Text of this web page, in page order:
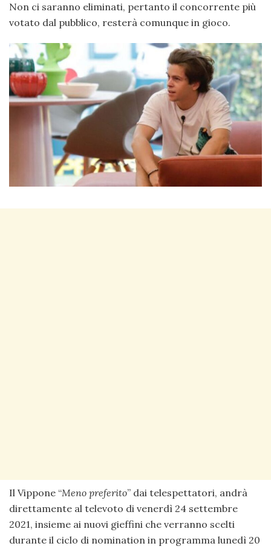
Non ci saranno eliminati, pertanto il concorrente più
votato dal pubblico, resterà comunque in gioco.
Il Vippone “Meno preferito” dai telespettatori, andrà
direttamente al televoto di venerdì 24 settembre
2021, insieme ai nuovi gieffini che verranno scelti
durante il ciclo di nomination in programma lunedì 20